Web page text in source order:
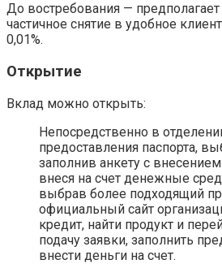
До востребования —
частичное снятие в удобное
0,01%.
Открытие
Вклад можно открыть:
Непосредственно в
предоставления паспорта,
заполнив анкету с
внеся на счет денежные
выбрав более подходящий
официальный сайт
кредит, найти продукт и
подачу заявки, заполнить
внести деньги на счет.